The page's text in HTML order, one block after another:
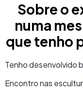
Sobre o
numa
que tenho
Tenho desenvolvido
Encontro nas